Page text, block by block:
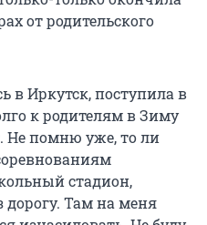
от родительского
в Иркутск, поступила в
к родителям в Зиму
Не помню уже, то ли
стадион,
дорогу. Там на меня